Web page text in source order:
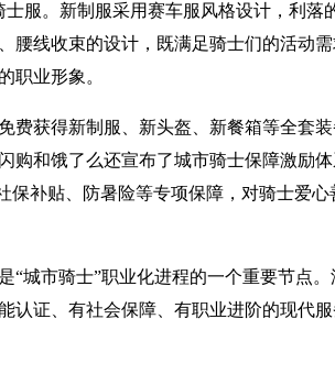
服。新制服采用赛车服风格设计，利落
线收束的设计，既满足骑士们的活动需
职业形象。
获得新制服、新头盔、新餐箱等全套装
购和饿了么还宣布了城市骑士保障激励
保补贴、防暑险等专项保障，对骑士爱心
“城市骑士”职业化进程的一个重要节点。
认证、有社会保障、有职业进阶的现代